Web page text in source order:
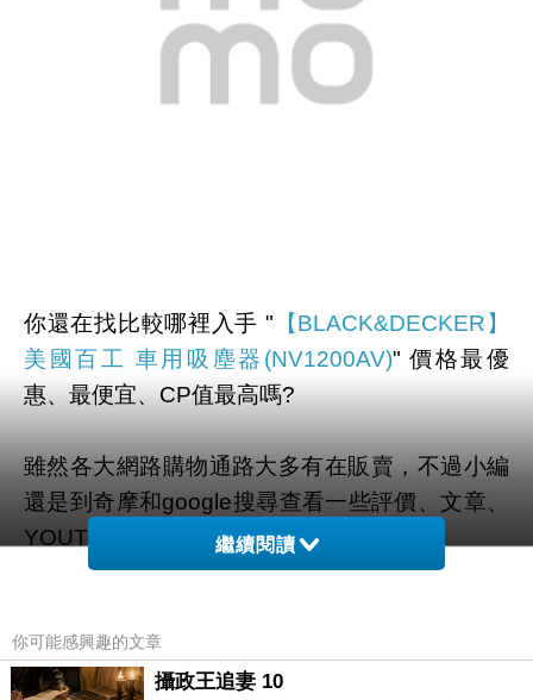
你還在找比較哪裡入手 " 【BLACK&DECKER】
美國百工 車用吸塵器(NV1200AV)" 價格最優
惠、最便宜、CP值最高嗎?
雖然各大網路購物通路大多有在販賣，不過小編
還是到奇摩和google搜尋查看一些評價、文章、
YOUTUBE、直播、開箱文 等相關訊息後。
有需要的網友們可以點擊下面按鈕即可獲得最新
繼續閱讀
你可能感興趣的文章
攝政王追妻 10